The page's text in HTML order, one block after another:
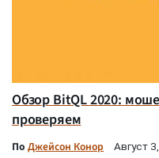
Обзор BitQL 2020:
проверяем
По Джейсон Конор Август